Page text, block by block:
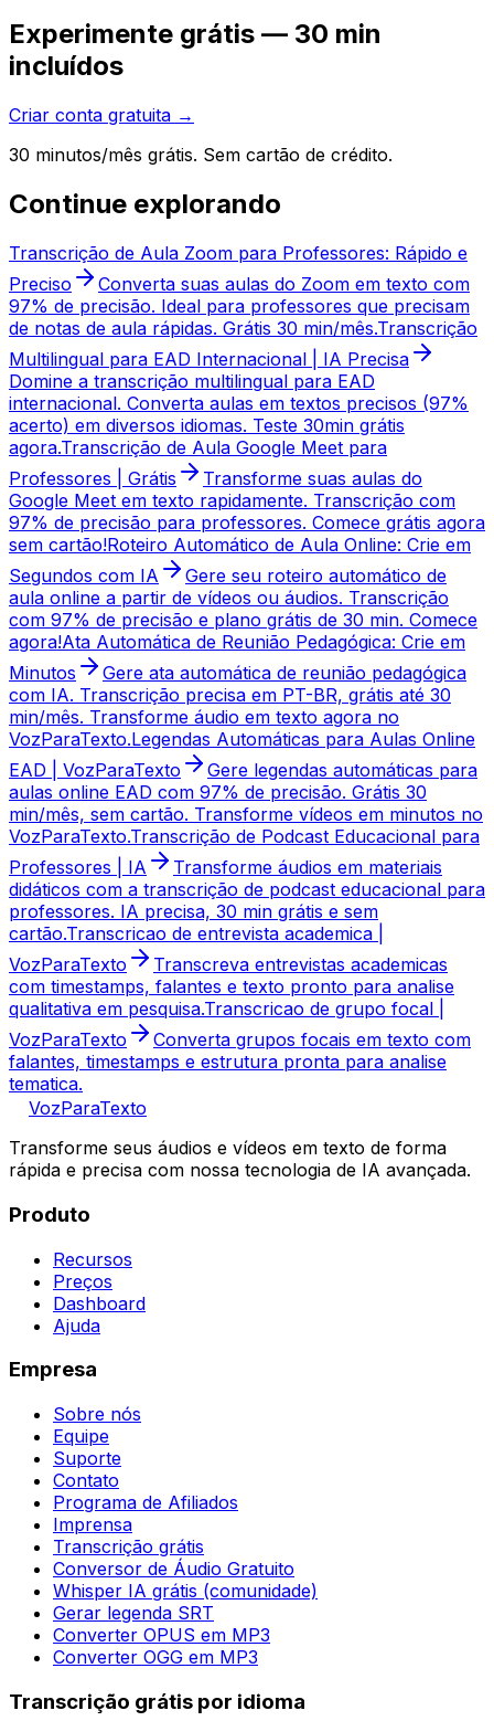
Experimente grátis — 30 min
incluídos
Criar conta gratuita →
30 minutos/mês grátis. Sem cartão de crédito.
Continue explorando
Transcrição de Aula Zoom para Professores: Rápido e
Preciso
Converta suas aulas do Zoom em texto com
97% de precisão. Ideal para professores que precisam
de notas de aula rápidas. Grátis 30 min/mês.Transcrição
Multilingual para EAD Internacional | IA Precisa
Domine a transcrição multilingual para EAD
internacional. Converta aulas em textos precisos (97%
acerto) em diversos idiomas. Teste 30min grátis
agora.Transcrição de Aula Google Meet para
Professores | Grátis
Transforme suas aulas do
Google Meet em texto rapidamente. Transcrição com
97% de precisão para professores. Comece grátis agora
sem cartão!Roteiro Automático de Aula Online: Crie em
Segundos com IA
Gere seu roteiro automático de
aula online a partir de vídeos ou áudios. Transcrição
com 97% de precisão e plano grátis de 30 min. Comece
agora!Ata Automática de Reunião Pedagógica: Crie em
Minutos
Gere ata automática de reunião pedagógica
com IA. Transcrição precisa em PT-BR, grátis até 30
min/mês. Transforme áudio em texto agora no
VozParaTexto.Legendas Automáticas para Aulas Online
EAD | VozParaTexto
Gere legendas automáticas para
aulas online EAD com 97% de precisão. Grátis 30
min/mês, sem cartão. Transforme vídeos em minutos no
VozParaTexto.Transcrição de Podcast Educacional para
Professores | IA
Transforme áudios em materiais
didáticos com a transcrição de podcast educacional para
professores. IA precisa, 30 min grátis e sem
cartão.Transcricao de entrevista academica |
VozParaTexto
Transcreva entrevistas academicas
com timestamps, falantes e texto pronto para analise
qualitativa em pesquisa.Transcricao de grupo focal |
VozParaTexto
Converta grupos focais em texto com
falantes, timestamps e estrutura pronta para analise
tematica.
VozParaTexto
Transforme seus áudios e vídeos em texto de forma
rápida e precisa com nossa tecnologia de IA avançada.
Produto
Recursos
Preços
Dashboard
Ajuda
Empresa
Sobre nós
Equipe
Suporte
Contato
Programa de Afiliados
Imprensa
Transcrição grátis
Conversor de Áudio Gratuito
Whisper IA grátis (comunidade)
Gerar legenda SRT
Converter OPUS em MP3
Converter OGG em MP3
Transcrição grátis por idioma